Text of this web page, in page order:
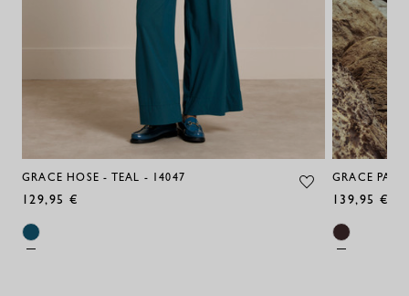
GRACE HOSE - TEAL - 14047
129,95 €
GRACE
139,95 €